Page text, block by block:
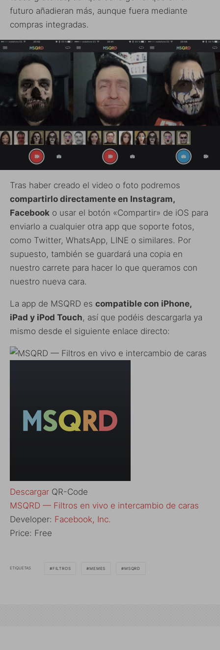
futuro añadieran más, aunque fuera mediante
compras integradas.
Tras haber creado el video o foto podremos
compartirlo directamente en Instagram,
Facebook o usar el botón «Compartir» de iOS para
enviarlo a cualquier otra app que soporte fotos,
como Twitter, WhatsApp, LINE o similares. Por
supuesto, también se guardará una copia en
nuestro carrete para hacer lo que queramos con
nuestro nueva cara.
La app de MSQRD es compatible con iPhone,
iPad y iPod Touch, así que podéis descargarla ya
mismo desde el siguiente enlace directo:
Descargar QR-Code
‎MSQRD — Filtros en vivo e intercambio de caras
Developer: Facebook, Inc.
Price: Free
ETIQUETAS FILTROS MEMES MSQRD